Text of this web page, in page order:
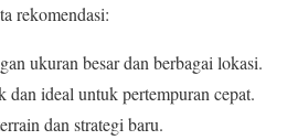
rekomendasi:
ukuran besar dan berbagai lokasi.
dan ideal untuk pertempuran cepat.
dan strategi baru.